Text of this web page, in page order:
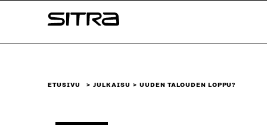
sisältöön
Sitra
ETUSIVU JULKAISU UUDEN TALOUDEN LOPPU?